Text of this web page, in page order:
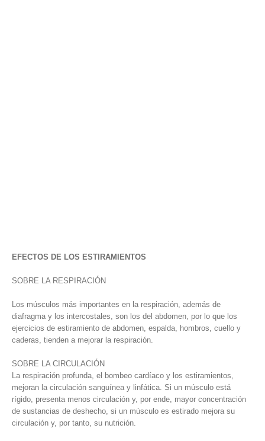
EFECTOS DE LOS ESTIRAMIENTOS
SOBRE LA RESPIRACIÓN
Los músculos más importantes en la respiración, además de
diafragma y los intercostales, son los del abdomen, por lo que los
ejercicios de estiramiento de abdomen, espalda, hombros, cuello y
caderas, tienden a mejorar la respiración.
SOBRE LA CIRCULACIÓN
La respiración profunda, el bombeo cardíaco y los estiramientos,
mejoran la circulación sanguínea y linfática. Si un músculo está
rígido, presenta menos circulación y, por ende, mayor concentración
de sustancias de deshecho, si un músculo es estirado mejora su
circulación y, por tanto, su nutrición.